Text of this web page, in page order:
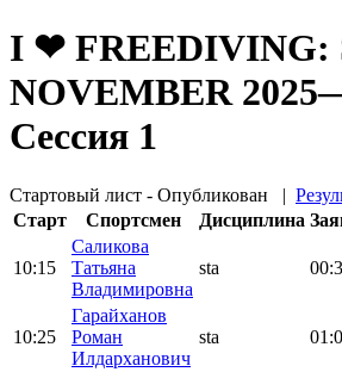
I ❤
NOVEMBER
Сессия 1
Стартовый лист - Опубликован |
Старт
Спортсмен Дисциплина
10:15
Саликова
Татьяна
Владимировна
sta
10:25
Гарайханов
Роман
Илдарханович
sta